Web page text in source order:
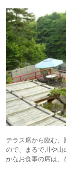
テラス席から臨む
ので、まるで川や
かなお食事の席は、